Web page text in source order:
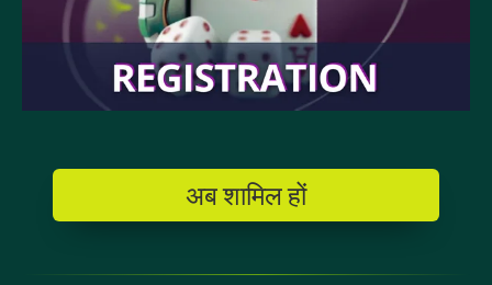
अब शामिल हों